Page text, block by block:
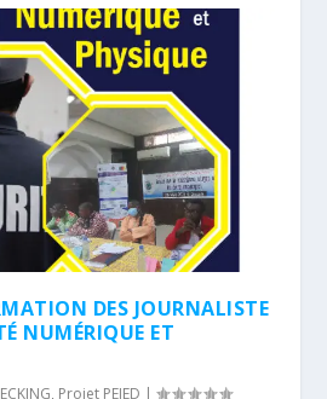
DES JOURNALISTE
NUMÉRIQUE ET
, Projet PEJED |